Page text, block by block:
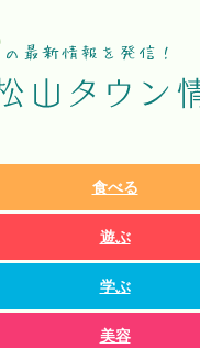
食べる
遊ぶ
学ぶ
美容